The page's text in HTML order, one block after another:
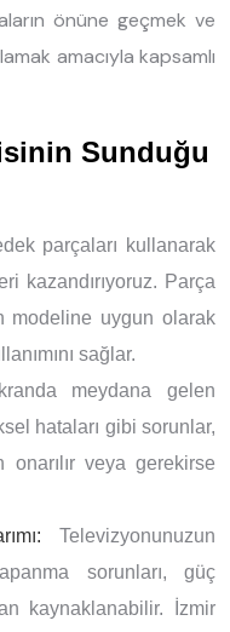
önüne geçmek ve
amacıyla kapsamlı
Sunduğu
parçaları kullanarak
kazandırıyoruz. Parça
modeline uygun olarak
sağlar.
meydana gelen
hataları gibi sorunlar,
onarılır veya gerekirse
Televizyonunuzun
sorunları, güç
kaynaklanabilir. İzmir